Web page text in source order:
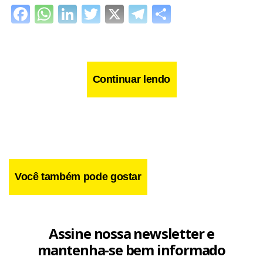
Facebook
WhatsApp
LinkedIn
Twitter
X Telegram
Continuar lendo
Você também pode gostar
Assine nossa newsletter e
mantenha-se bem informado